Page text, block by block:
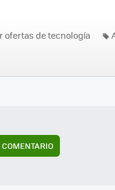
ofertas de tecnología